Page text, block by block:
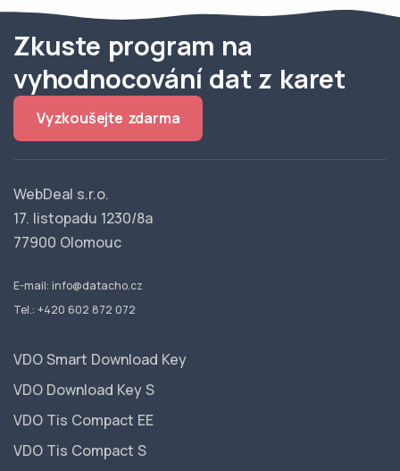
Zkuste program na
vyhodnocování dat z karet
Vyzkoušejte zdarma
WebDeal s.r.o.
17. listopadu 1230/8a
77900 Olomouc
E-mail: info@datacho.cz
Tel.: +420 602 872 072
VDO Smart Download Key
VDO Download Key S
VDO Tis Compact EE
VDO Tis Compact S